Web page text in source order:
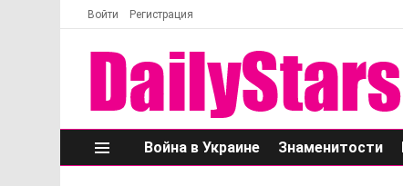
Войти Регистрация
Меню
Война в Украине Знаменитости